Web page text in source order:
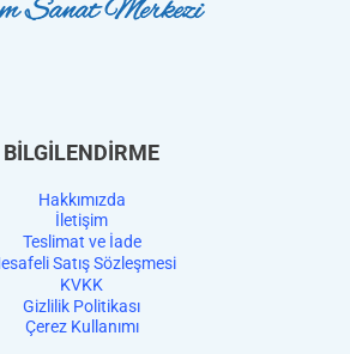
BİLGİLENDİRME
Hakkımızda
İletişim
Teslimat ve İade
Satış Sözleşmesi
KVKK
Gizlilik Politikası
Çerez Kullanımı